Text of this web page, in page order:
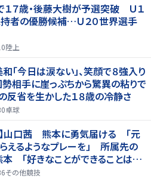
１７歳・後藤大樹が予選突破 Ｕ１
者の優勝候補…Ｕ２０世界選手
陸上
和「今日は涙ない」、笑顔で８強入り
相手に崖っぷちから驚異の粘りで
反省を生かした１８歳の冷静さ
卓球
】山口茜 熊本に勇気届ける 「元
えるようなプレーを」 所属先の
「好きなことができることは当
」
その他競技